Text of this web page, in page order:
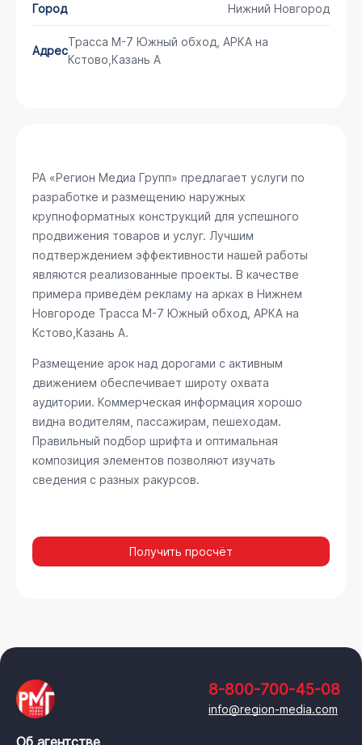
Город Нижний Новгород
Адрес
Трасса М-7 Южный обход, АРКА на
Кстово,Казань А
РА «Регион Медиа Групп» предлагает услуги по
разработке и размещению наружных
крупноформатных конструкций для успешного
продвижения товаров и услуг. Лучшим
подтверждением эффективности нашей работы
являются реализованные проекты. В качестве
примера приведём рекламу на арках в Нижнем
Новгороде Трасса М-7 Южный обход, АРКА на
Кстово,Казань А.
Размещение арок над дорогами с активным
движением обеспечивает широту охвата
аудитории. Коммерческая информация хорошо
видна водителям, пассажирам, пешеходам.
Правильный подбор шрифта и оптимальная
композиция элементов позволяют изучать
сведения с разных ракурсов.
Получить просчёт
8-800-700-45-08
info@region-media.com
Об агентстве